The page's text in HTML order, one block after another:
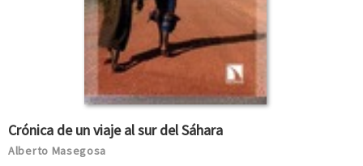
Crónica de un viaje al sur del Sáhara
Alberto Masegosa